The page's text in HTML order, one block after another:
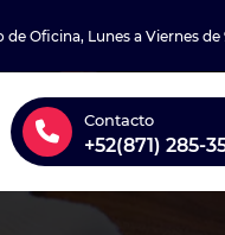
de Oficina, Lunes a Viernes
Contacto
+52(871) 285-